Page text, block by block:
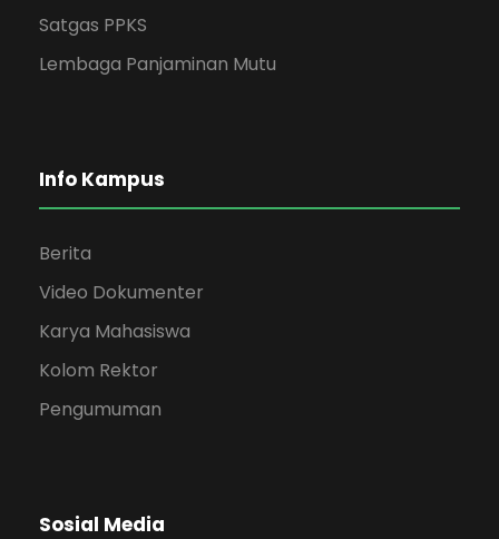
Satgas PPKS
Lembaga Panjaminan Mutu
Info Kampus
Berita
Video Dokumenter
Karya Mahasiswa
Kolom Rektor
Pengumuman
Sosial Media